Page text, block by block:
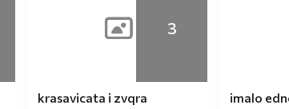
3
krasavicata i zvqra
imalo